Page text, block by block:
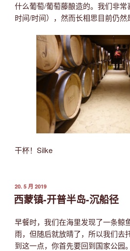
什么葡萄/葡萄藤酿造的。我们非
时间/时间），然而长相思目前仍然
干杯！Silke
发
布
于
20. 5 月 2019
西蒙镇-开普半岛-沉船径
早餐时，我们在海里发现了一条鲸
雨，但随后就放晴了，所以我们去
到这一点，你首先要回到国家公园